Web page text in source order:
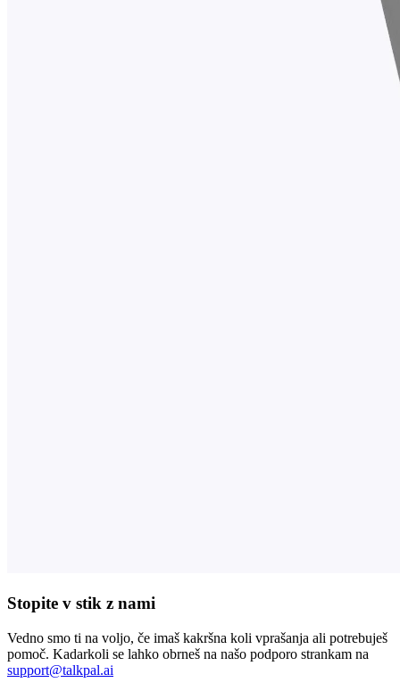
Stopite v stik z nami
Vedno smo ti na voljo, če imaš kakršna koli vprašanja ali potrebuješ
pomoč. Kadarkoli se lahko obrneš na našo podporo strankam na
support@talkpal.ai